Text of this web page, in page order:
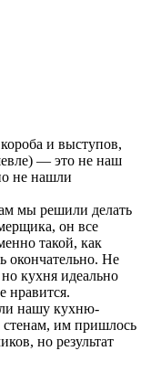
и выступов,
— это не наш
не нашли
мы решили делать
он все
такой, как
окончательно. Не
кухня идеально
нравится.
нашу кухню-
им пришлось
но результат